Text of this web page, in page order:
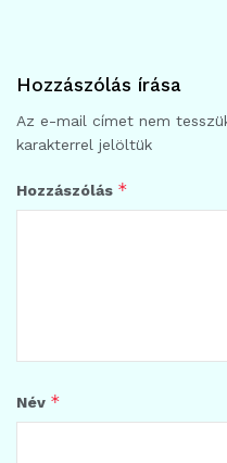
Hozzászólás írása
Az e-mail címet nem
karakterrel jelöltük
Hozzászólás *
Név *